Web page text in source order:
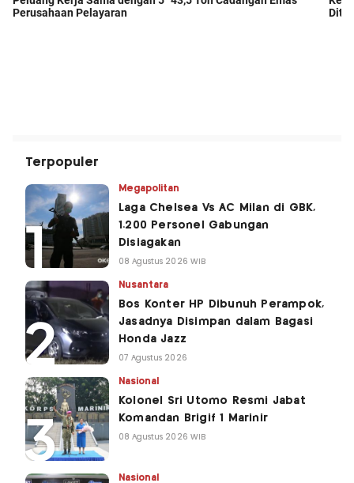
Terpopuler
Megapolitan
Laga Chelsea Vs AC Milan di GBK,
1.200 Personel Gabungan
Disiagakan
08 Agustus 2026 WIB
Nusantara
Bos Konter HP Dibunuh Perampok,
Jasadnya Disimpan dalam Bagasi
Honda Jazz
07 Agustus 2026
Nasional
Kolonel Sri Utomo Resmi Jabat
Komandan Brigif 1 Marinir
08 Agustus 2026 WIB
Nasional